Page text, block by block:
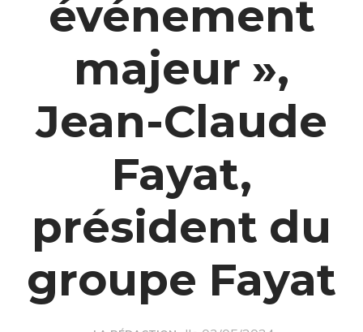
événement
majeur »,
Jean-Claude
Fayat,
président du
groupe Fayat